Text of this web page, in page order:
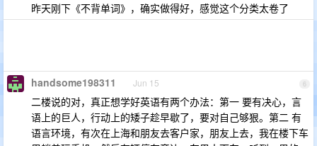
昨天刚下《不背单词》，确实做得好，感觉这个分类太卷了
6
handsome198311 Jun 15
二楼说的对，真正想学好英语有两个办法：第一 要有决心，言
语上的巨人，行动上的矮子趁早歇了，要对自己够狠。第二 有
语言环境，有次在上海和朋友去客户家，朋友上去，我在楼下车